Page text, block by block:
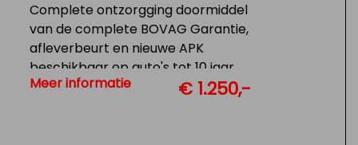
Complete ontzorgging doormiddel
van de complete BOVAG Garantie,
afleverbeurt en nieuwe APK
beschikbaar op auto's tot 10 jaar
en 150.000 KM
Meer informatie € 1.250,-